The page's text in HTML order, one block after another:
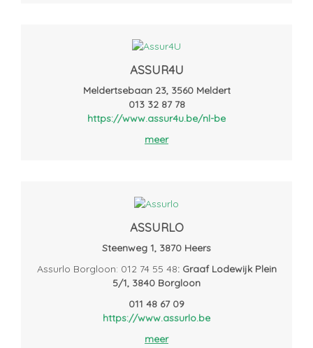
ASSUR4U
Meldertsebaan 23, 3560 Meldert
013 32 87 78
https://www.assur4u.be/nl-be
meer
ASSURLO
Steenweg 1, 3870 Heers
Assurlo Borgloon: 012 74 55 48: Graaf Lodewijk Plein
5/1, 3840 Borgloon
011 48 67 09
https://www.assurlo.be
meer